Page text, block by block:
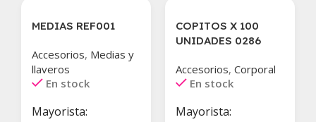
MEDIAS REF001
Accesorios, Medias y
llaveros
En stock
Mayorista:
💫
LLEGADO
RECOMENDADO
COPITOS X 100
UNIDADES 0286
Accesorios, Corporal
En stock
Mayorista: